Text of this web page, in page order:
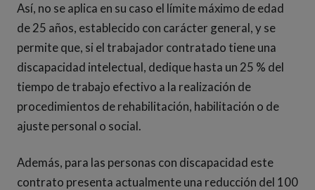
Así, no se aplica en su caso el límite máximo de edad
de 25 años, establecido con carácter general, y se
permite que, si el trabajador contratado tiene una
discapacidad intelectual, dedique hasta un 25 % del
tiempo de trabajo efectivo a la realización de
procedimientos de rehabilitación, habilitación o de
ajuste personal o social.
Además, para las personas con discapacidad este
contrato presenta actualmente una reducción del 100